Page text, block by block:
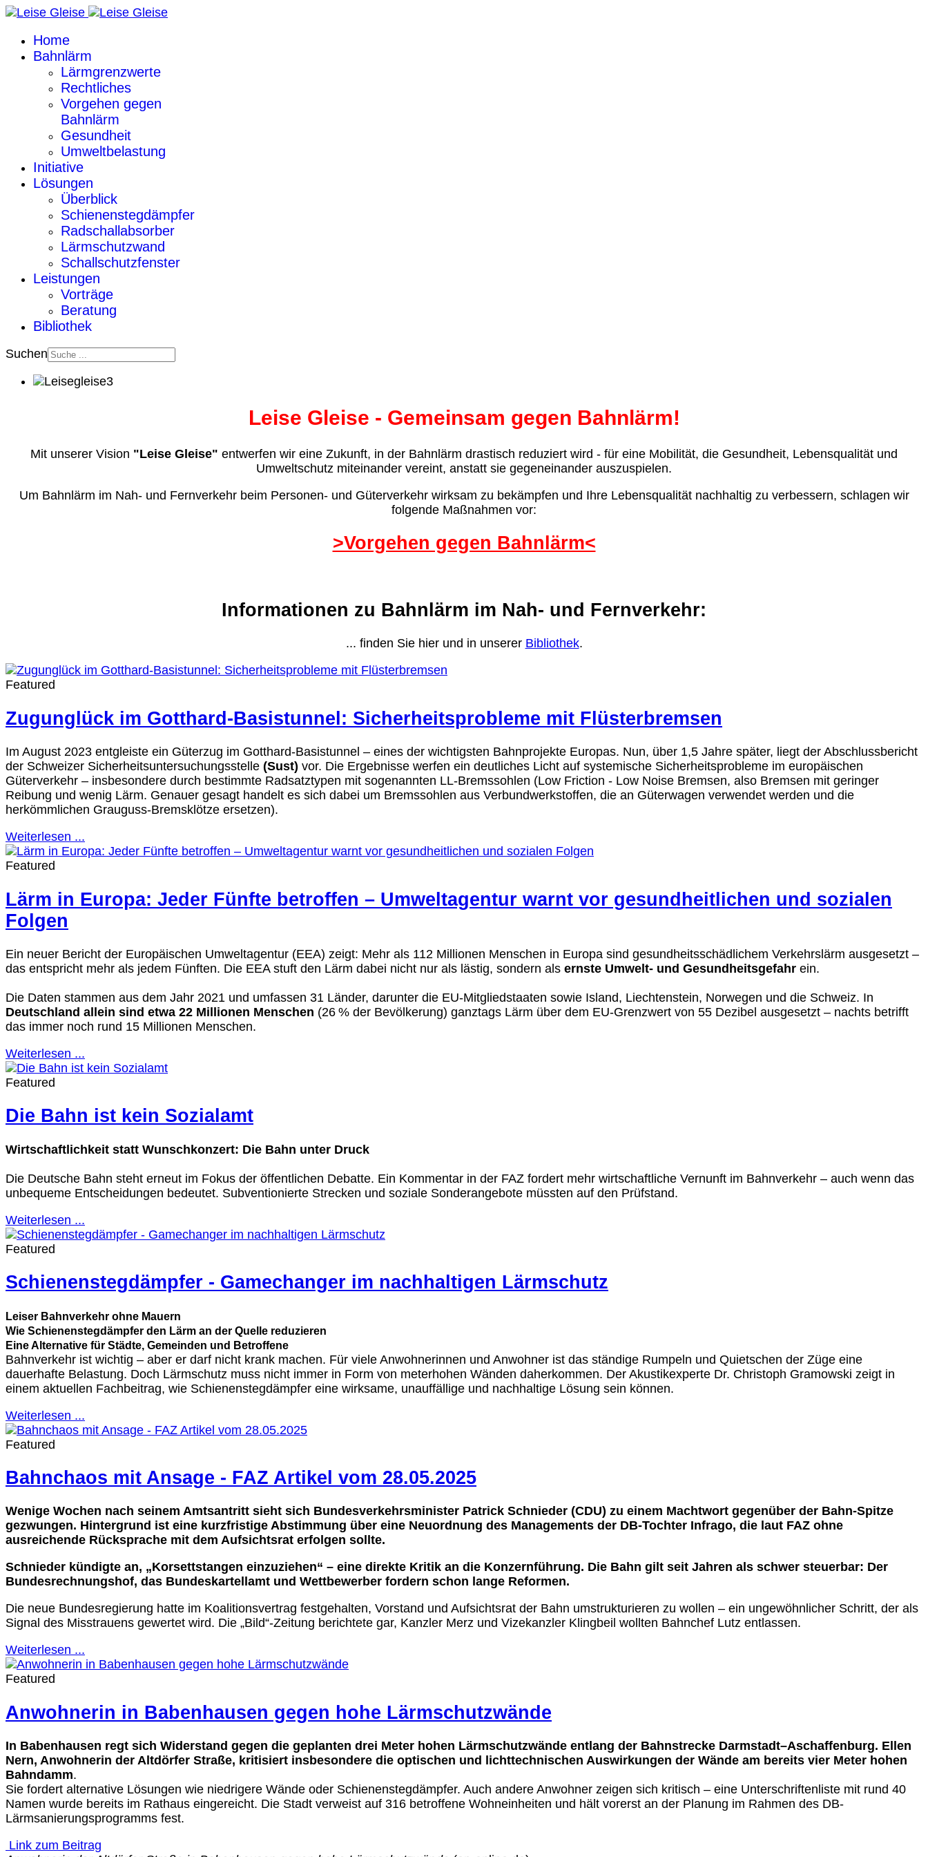
Home
Bahnlärm
Lärmgrenzwerte
Rechtliches
Vorgehen gegen
Bahnlärm
Gesundheit
Umweltbelastung
Initiative
Lösungen
Überblick
Schienenstegdämpfer
Radschallabsorber
Lärmschutzwand
Schallschutzfenster
Leistungen
Vorträge
Beratung
Bibliothek
Suchen
Leise Gleise - Gemeinsam gegen Bahnlärm!
Mit unserer Vision "Leise Gleise" entwerfen wir eine Zukunft, in der Bahnlärm drastisch reduziert wird - für eine Mobilität, die Gesundheit, Lebensqualität und
Umweltschutz miteinander vereint, anstatt sie gegeneinander auszuspielen.
Um Bahnlärm im Nah- und Fernverkehr beim Personen- und Güterverkehr wirksam zu bekämpfen und Ihre Lebensqualität nachhaltig zu verbessern, schlagen wir
folgende Maßnahmen vor:
>Vorgehen gegen Bahnlärm<
Informationen zu Bahnlärm im Nah- und Fernverkehr:
... finden Sie hier und in unserer Bibliothek.
Featured
Zugunglück im Gotthard-Basistunnel: Sicherheitsprobleme mit Flüsterbremsen
Im August 2023 entgleiste ein Güterzug im Gotthard-Basistunnel – eines der wichtigsten Bahnprojekte Europas. Nun, über 1,5 Jahre später, liegt der Abschlussbericht
der Schweizer Sicherheitsuntersuchungsstelle (Sust) vor. Die Ergebnisse werfen ein deutliches Licht auf systemische Sicherheitsprobleme im europäischen
Güterverkehr – insbesondere durch bestimmte Radsatztypen mit sogenannten LL-Bremssohlen (Low Friction - Low Noise Bremsen, also Bremsen mit geringer
Reibung und wenig Lärm. Genauer gesagt handelt es sich dabei um Bremssohlen aus Verbundwerkstoffen, die an Güterwagen verwendet werden und die
herkömmlichen Grauguss-Bremsklötze ersetzen).
Weiterlesen ...
Featured
Lärm in Europa: Jeder Fünfte betroffen – Umweltagentur warnt vor gesundheitlichen und sozialen
Folgen
Ein neuer Bericht der Europäischen Umweltagentur (EEA) zeigt: Mehr als 112 Millionen Menschen in Europa sind gesundheitsschädlichem Verkehrslärm ausgesetzt –
das entspricht mehr als jedem Fünften. Die EEA stuft den Lärm dabei nicht nur als lästig, sondern als ernste Umwelt- und Gesundheitsgefahr ein.
Die Daten stammen aus dem Jahr 2021 und umfassen 31 Länder, darunter die EU-Mitgliedstaaten sowie Island, Liechtenstein, Norwegen und die Schweiz. In
Deutschland allein sind etwa 22 Millionen Menschen (26 % der Bevölkerung) ganztags Lärm über dem EU-Grenzwert von 55 Dezibel ausgesetzt – nachts betrifft
das immer noch rund 15 Millionen Menschen.
Weiterlesen ...
Featured
Die Bahn ist kein Sozialamt
Wirtschaftlichkeit statt Wunschkonzert: Die Bahn unter Druck
Die Deutsche Bahn steht erneut im Fokus der öffentlichen Debatte. Ein Kommentar in der FAZ fordert mehr wirtschaftliche Vernunft im Bahnverkehr – auch wenn das
unbequeme Entscheidungen bedeutet. Subventionierte Strecken und soziale Sonderangebote müssten auf den Prüfstand.
Weiterlesen ...
Featured
Schienenstegdämpfer - Gamechanger im nachhaltigen Lärmschutz
Leiser Bahnverkehr ohne Mauern
Wie Schienenstegdämpfer den Lärm an der Quelle reduzieren
Eine Alternative für Städte, Gemeinden und Betroffene
Bahnverkehr ist wichtig – aber er darf nicht krank machen. Für viele Anwohnerinnen und Anwohner ist das ständige Rumpeln und Quietschen der Züge eine
dauerhafte Belastung. Doch Lärmschutz muss nicht immer in Form von meterhohen Wänden daherkommen. Der Akustikexperte Dr. Christoph Gramowski zeigt in
einem aktuellen Fachbeitrag, wie Schienenstegdämpfer eine wirksame, unauffällige und nachhaltige Lösung sein können.
Weiterlesen ...
Featured
Bahnchaos mit Ansage - FAZ Artikel vom 28.05.2025
Wenige Wochen nach seinem Amtsantritt sieht sich Bundesverkehrsminister Patrick Schnieder (CDU) zu einem Machtwort gegenüber der Bahn-Spitze
gezwungen. Hintergrund ist eine kurzfristige Abstimmung über eine Neuordnung des Managements der DB-Tochter Infrago, die laut FAZ ohne
ausreichende Rücksprache mit dem Aufsichtsrat erfolgen sollte.
Schnieder kündigte an, „Korsettstangen einzuziehen“ – eine direkte Kritik an die Konzernführung. Die Bahn gilt seit Jahren als schwer steuerbar: Der
Bundesrechnungshof, das Bundeskartellamt und Wettbewerber fordern schon lange Reformen.
Die neue Bundesregierung hatte im Koalitionsvertrag festgehalten, Vorstand und Aufsichtsrat der Bahn umstrukturieren zu wollen – ein ungewöhnlicher Schritt, der als
Signal des Misstrauens gewertet wird. Die „Bild“-Zeitung berichtete gar, Kanzler Merz und Vizekanzler Klingbeil wollten Bahnchef Lutz entlassen.
Weiterlesen ...
Featured
Anwohnerin in Babenhausen gegen hohe Lärmschutzwände
In Babenhausen regt sich Widerstand gegen die geplanten drei Meter hohen Lärmschutzwände entlang der Bahnstrecke Darmstadt–Aschaffenburg. Ellen
Nern, Anwohnerin der Altdörfer Straße, kritisiert insbesondere die optischen und lichttechnischen Auswirkungen der Wände am bereits vier Meter hohen
Bahndamm.
Sie fordert alternative Lösungen wie niedrigere Wände oder Schienenstegdämpfer. Auch andere Anwohner zeigen sich kritisch – eine Unterschriftenliste mit rund 40
Namen wurde bereits im Rathaus eingereicht. Die Stadt verweist auf 316 betroffene Wohneinheiten und hält vorerst an der Planung im Rahmen des DB-
Lärmsanierungsprogramms fest.
Link zum Beitrag